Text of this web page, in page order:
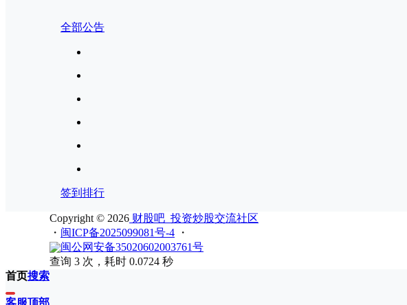
全部公告
签到排行
Copyright © 2026 财股吧_投资炒股交流社区
・ 闽ICP备2025099081号-4
・
闽公网安备35020602003761号
查询 3 次，耗时 0.0724 秒
首页搜索
客服顶部